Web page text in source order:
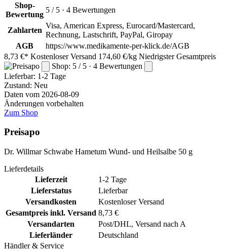
Shop-
Bewertung
5 / 5 · 4 Bewertungen
Zahlarten
Visa, American Express, Eurocard/Mastercard,
Rechnung, Lastschrift, PayPal, Giropay
AGB
https://www.medikamente-per-klick.de/AGB
8,73 €* Kostenloser Versand 174,60 €/kg Niedrigster Gesamtpreis
Shop: 5 / 5 · 4 Bewertungen
Lieferbar: 1-2 Tage
Zustand: Neu
Daten vom 2026-08-09
Änderungen vorbehalten
Zum Shop
Preisapo
Dr. Willmar Schwabe Hametum Wund- und Heilsalbe 50 g
Lieferdetails
Lieferzeit
1-2 Tage
Lieferstatus
Lieferbar
Versandkosten
Kostenloser Versand
Gesamtpreis inkl. Versand 8,73 €
Versandarten
Post/DHL, Versand nach A
Lieferländer
Deutschland
Händler & Service